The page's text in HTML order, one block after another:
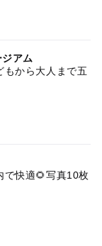
アム
もから大人まで五
で快適🌻写真10枚